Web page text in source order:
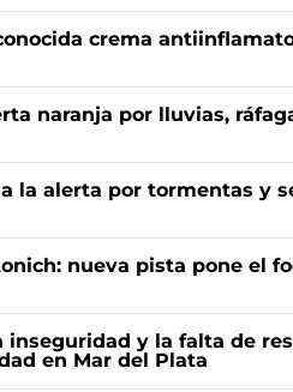
crema
naranja por lluvias,
la alerta por tormentas y
nueva pista pone el
inseguridad y la falta de
en Mar del Plata